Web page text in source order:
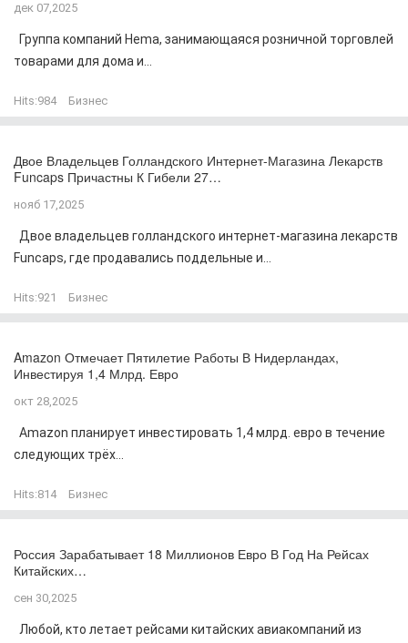
дек 07,2025
Группа компаний Hema, занимающаяся розничной торговлей
товарами для дома и...
Hits:984 Бизнес
Двое Владельцев Голландского Интернет-Магазина Лекарств
Funcaps Причастны К Гибели 27…
нояб 17,2025
Двое владельцев голландского интернет-магазина лекарств
Funcaps, где продавались поддельные и...
Hits:921 Бизнес
Amazon Отмечает Пятилетие Работы В Нидерландах,
Инвестируя 1,4 Млрд. Евро
окт 28,2025
Amazon планирует инвестировать 1,4 млрд. евро в течение
следующих трёх...
Hits:814 Бизнес
Россия Зарабатывает 18 Миллионов Евро В Год На Рейсах
Китайских…
сен 30,2025
Любой, кто летает рейсами китайских авиакомпаний из